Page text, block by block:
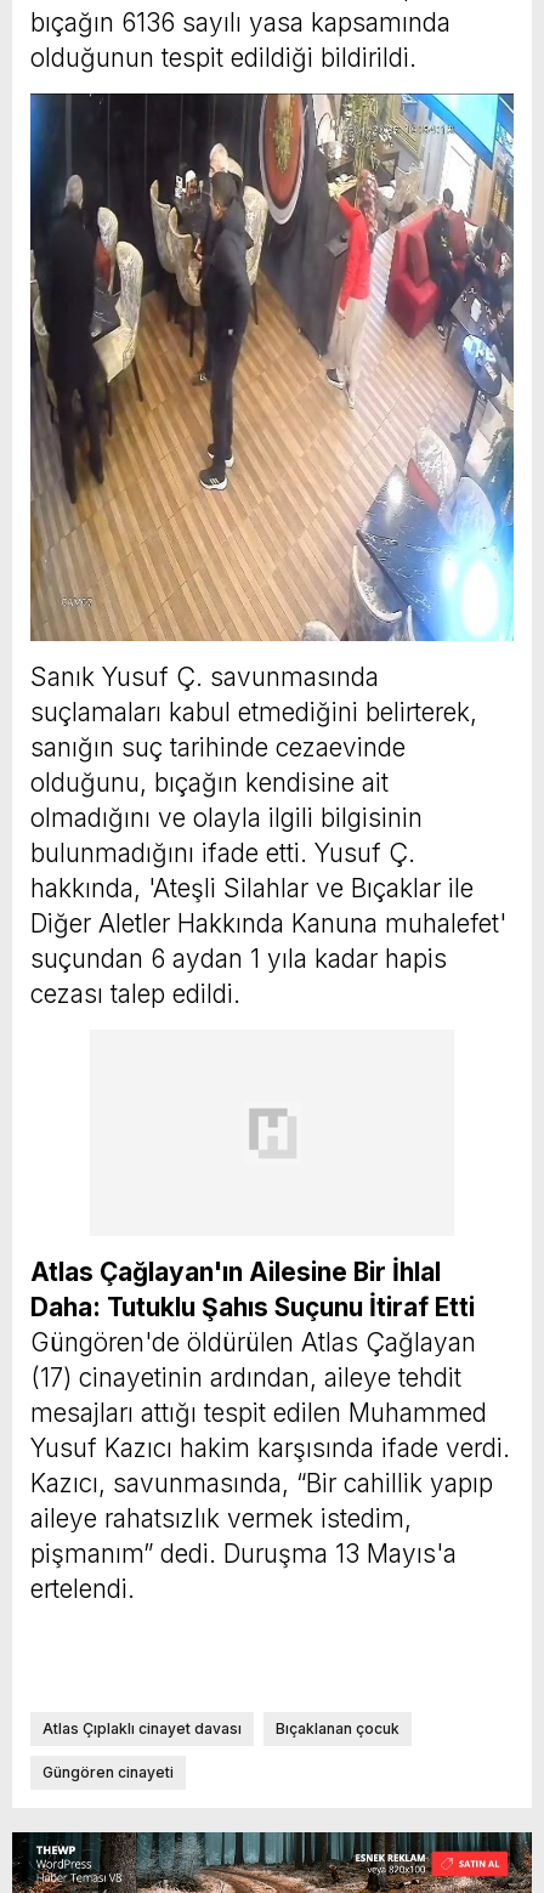
bıçağın 6136 sayılı yasa kapsamında
olduğunun tespit edildiği bildirildi.
Sanık Yusuf Ç. savunmasında
suçlamaları kabul etmediğini belirterek,
sanığın suç tarihinde cezaevinde
olduğunu, bıçağın kendisine ait
olmadığını ve olayla ilgili bilgisinin
bulunmadığını ifade etti. Yusuf Ç.
hakkında, 'Ateşli Silahlar ve Bıçaklar ile
Diğer Aletler Hakkında Kanuna muhalefet'
suçundan 6 aydan 1 yıla kadar hapis
cezası talep edildi.
Atlas Çağlayan'ın Ailesine Bir İhlal
Daha: Tutuklu Şahıs Suçunu İtiraf Etti
Güngören'de öldürülen Atlas Çağlayan
(17) cinayetinin ardından, aileye tehdit
mesajları attığı tespit edilen Muhammed
Yusuf Kazıcı hakim karşısında ifade verdi.
Kazıcı, savunmasında, “Bir cahillik yapıp
aileye rahatsızlık vermek istedim,
pişmanım” dedi. Duruşma 13 Mayıs'a
ertelendi.
Atlas Çıplaklı cinayet davası Bıçaklanan çocuk
Güngören cinayeti